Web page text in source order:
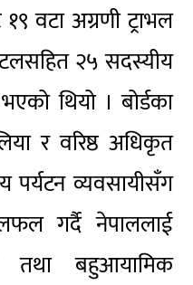
वटा अग्रणी ट्राभल
२५ सदस्यीय
थियो । बोर्डका
र वरिष्ठ अधिकृत
पर्यटन व्यवसायीसँग
गर्दै नेपाललाई
तथा बहुआयामिक